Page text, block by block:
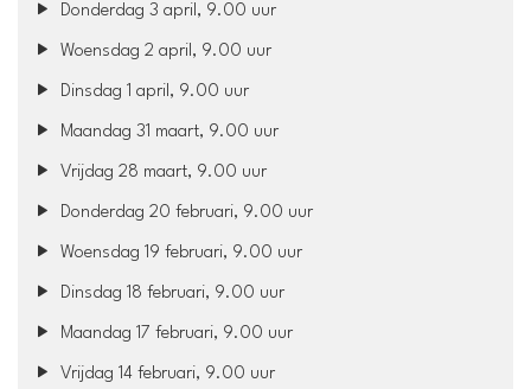
Donderdag 3 april, 9.00 uur
Woensdag 2 april, 9.00 uur
Dinsdag 1 april, 9.00 uur
Maandag 31 maart, 9.00 uur
Vrijdag 28 maart, 9.00 uur
Donderdag 20 februari, 9.00 uur
Woensdag 19 februari, 9.00 uur
Dinsdag 18 februari, 9.00 uur
Maandag 17 februari, 9.00 uur
Vrijdag 14 februari, 9.00 uur